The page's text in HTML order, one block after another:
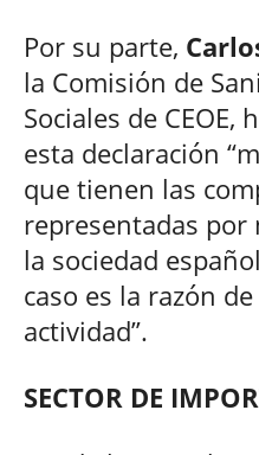
Por su parte,
la Comisión de
Sociales de CEOE,
esta declaración
que tienen las
representadas
la sociedad
caso es la razón
actividad”.
SECTOR DE